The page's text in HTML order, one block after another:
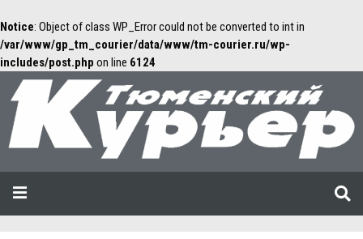
Notice: Object of class WP_Error could not be converted to int in
/var/www/gp_tm_courier/data/www/tm-courier.ru/wp-
includes/post.php on line 6124